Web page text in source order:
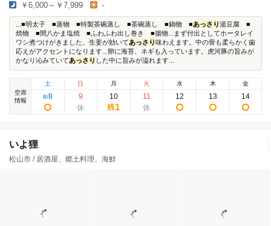
￥6,000～￥7,999 -
...■明太子 ■蒸物 ■特製茶碗蒸し ■茶碗蒸し ■鍋物 ■あっさり湯豆腐 ■
焼物 ■間八かま塩焼 ■ふわふわ出し巻き ■揚物...まず付出としてホータレイ
ワシ煮つけがきました。生姜が効いてあっさり 味わえます。中の骨も柔らかく歯
応えがアクセントになります...卵に海苔、ネギも入っています。虎河豚の旨みが
かなり沁みていてあっさり した中に旨みが溢れます...
空席
情報
土
8/8
日
9
月
10
残1
火
11
水
12
木
13
金
14
いよ狸
松山市 / 居酒屋、郷土料理、海鮮